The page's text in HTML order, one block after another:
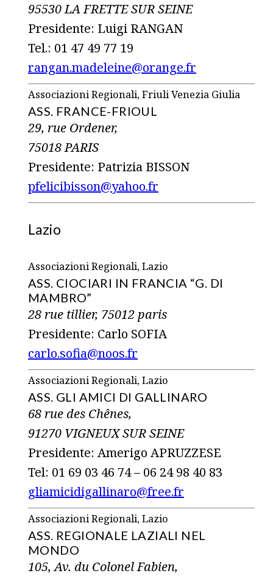
95530 LA FRETTE SUR SEINE
Presidente: Luigi RANGAN
Tel.: 01 47 49 77 19
rangan.madeleine@orange.fr
Associazioni Regionali, Friuli Venezia Giulia
ASS. FRANCE-FRIOUL
29, rue Ordener,
75018 PARIS
Presidente: Patrizia BISSON
pfelicibisson@yahoo.fr
Lazio
Associazioni Regionali, Lazio
ASS. CIOCIARI IN FRANCIA “G. DI
MAMBRO”
28 rue tillier, 75012 paris
Presidente: Carlo SOFIA
carlo.sofia@noos.fr
Associazioni Regionali, Lazio
ASS. GLI AMICI DI GALLINARO
68 rue des Chênes,
91270 VIGNEUX SUR SEINE
Presidente: Amerigo APRUZZESE
Tel: 01 69 03 46 74 – 06 24 98 40 83
gliamicidigallinaro@free.fr
Associazioni Regionali, Lazio
ASS. REGIONALE LAZIALI NEL
MONDO
105, Av. du Colonel Fabien,